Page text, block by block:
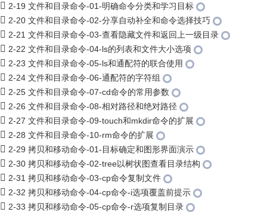
2-19 文件和目录命令-01-明确命令分类和学习目标
2-20 文件和目录命令-02-分享自动补全和命令选择技巧
2-21 文件和目录命令-03-查看隐藏文件和返回上一级目录
2-22 文件和目录命令-04-ls的列表和文件大小选项
2-23 文件和目录命令-05-ls和通配符的联合使用
2-24 文件和目录命令-06-通配符的字符组
2-25 文件和目录命令-07-cd命令的常用参数
2-26 文件和目录命令-08-相对路径和绝对路径
2-27 文件和目录命令-09-touch和mkdir命令的扩展
2-28 文件和目录命令-10-rm命令的扩展
2-29 拷贝和移动命令-01-目标确定和图形界面演示
2-30 拷贝和移动命令-02-tree以树状图查看目录结构
2-31 拷贝和移动命令-03-cp命令复制文件
2-32 拷贝和移动命令-04-cp命令-i选项覆盖前提示
2-33 拷贝和移动命令-05-cp命令-r选项复制目录